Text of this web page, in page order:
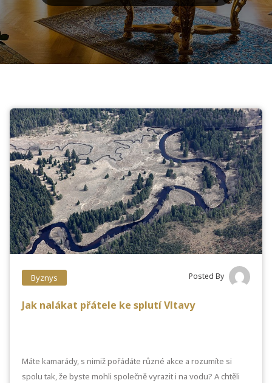
Byznys Posted By
Jak nalákat přátele ke splutí Vltavy
Máte kamarády, s nimiž pořádáte různé akce a rozumíte si
spolu tak, že byste mohli společně vyrazit i na vodu? A chtěli